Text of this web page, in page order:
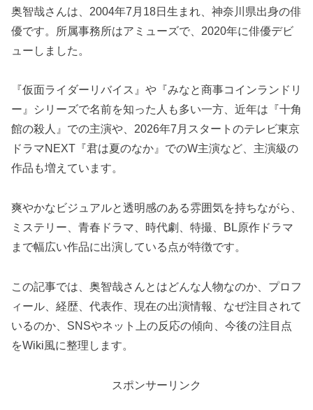
奥智哉さんは、2004年7月18日生まれ、神奈川県出身の俳
優です。所属事務所はアミューズで、2020年に俳優デビ
ューしました。
『仮面ライダーリバイス』や『みなと商事コインランドリ
ー』シリーズで名前を知った人も多い一方、近年は『十角
館の殺人』での主演や、2026年7月スタートのテレビ東京
ドラマNEXT『君は夏のなか』でのW主演など、主演級の
作品も増えています。
爽やかなビジュアルと透明感のある雰囲気を持ちながら、
ミステリー、青春ドラマ、時代劇、特撮、BL原作ドラマ
まで幅広い作品に出演している点が特徴です。
この記事では、奥智哉さんとはどんな人物なのか、プロフ
ィール、経歴、代表作、現在の出演情報、なぜ注目されて
いるのか、SNSやネット上の反応の傾向、今後の注目点
をWiki風に整理します。
スポンサーリンク